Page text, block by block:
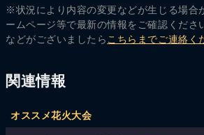
※状況により内容の変更などが生じる場合
ームページ等で最新の情報をご確認くださ
などがございましたら こちらまでご連絡く
関連情報
オススメ花火大会